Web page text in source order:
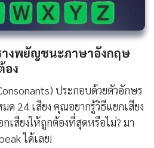
างพยัญชนะภาษาอังกฤษ
อง
ประกอบด้วยตัวอักษร
ด 24 เสียง คุณอยากรู้วิธีแยกเสียง
กเสียงให้ถูกต้องที่สุดหรือไม่? มา
ได้เลย!